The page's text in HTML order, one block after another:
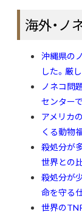
海外・ノ
沖縄県の
した。厳
ノネコ問
センター
アメリカ
くる動物
殺処分が
世界との
殺処分が
命を守る
世界の